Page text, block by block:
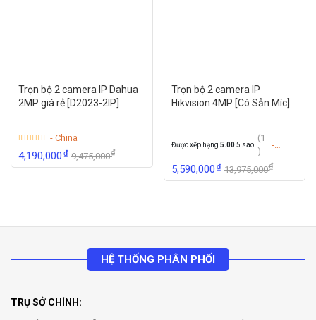
Trọn bộ 2 camera IP Dahua
2MP giá rẻ [D2023-2IP]
- China
4,190,000₫ 9,475,000₫
Trọn bộ 2 camera IP
Hikvision 4MP [Có Sẵn Míc]
Được xếp hạng 5.005 sao
(1
)
-
5,590,000₫ 13,975,000₫
HỆ THỐNG PHÂN PHỐI
TRỤ SỞ CHÍNH: